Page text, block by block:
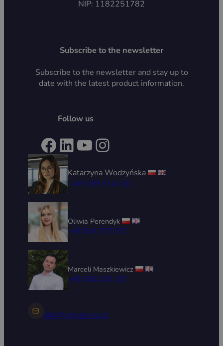
NIP: 1182251782
Subscribe to the newsletter
Subscribe to the newsletter and stay up to
date with the latest product information.
Follow us
Facebook LinkedIn YouTube Instagram
Katarzyna Wodzyńska
+48 539 314 031
Oliwia Perendyk
+48 534 727 577
Marceli Maszkiewicz
+48 696 029 167
info@zptrailers.pl